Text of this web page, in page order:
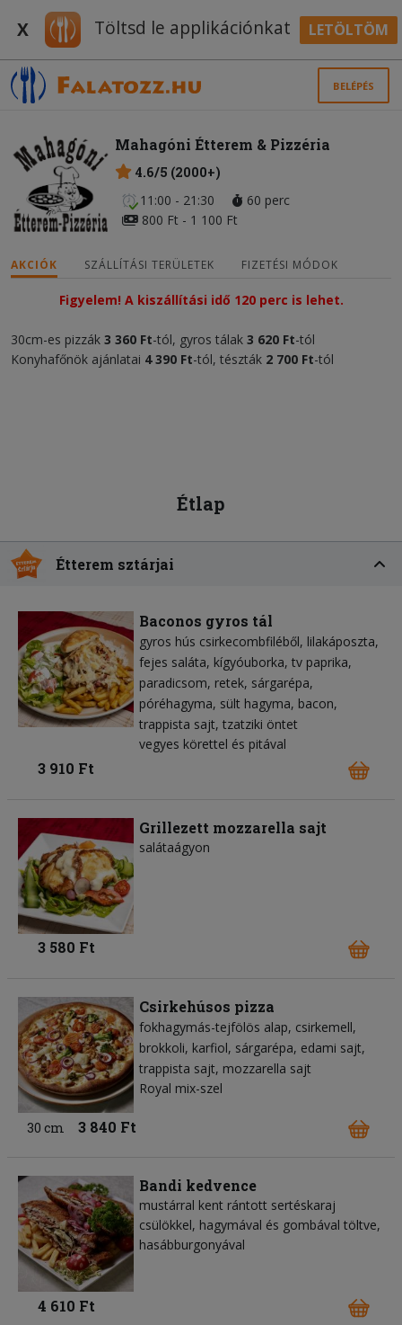
X Töltsd le applikációnkat LETÖLTÖM
BELÉPÉS
Mahagóni Étterem & Pizzéria
4.6/5 (2000+)
11:00 - 21:30
60 perc
800 Ft - 1 100 Ft
AKCIÓK SZÁLLÍTÁSI TERÜLETEK FIZETÉSI MÓDOK
Figyelem! A kiszállítási idő 120 perc is lehet.
30cm-es pizzák 3 360 Ft-tól, gyros tálak 3 620 Ft-tól
Konyhafőnök ajánlatai 4 390 Ft-tól, tészták 2 700 Ft-tól
Étlap
Étterem sztárjai
Baconos gyros tál
gyros hús csirkecombfiléből lilakáposzta
fejes saláta kígyóuborka tv paprika
paradicsom retek sárgarépa
póréhagyma sült hagyma bacon
trappista sajt tzatziki öntet
vegyes körettel és pitával
3 910 Ft
Grillezett mozzarella sajt
salátaágyon
3 580 Ft
Csirkehúsos pizza
fokhagymás-tejfölös alap csirkemell
brokkoli karfiol sárgarépa edami sajt
trappista sajt mozzarella sajt
Royal mix-szel
30 cm 3 840 Ft
Bandi kedvence
mustárral kent rántott sertéskaraj
csülökkel, hagymával és gombával töltve,
hasábburgonyával
4 610 Ft